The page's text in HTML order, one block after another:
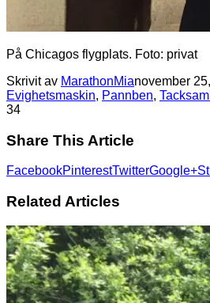
På Chicagos flygplats. Foto: privat
Skrivit av MarathonMianovember
Evighetsmaskin, Pannben,
34
Share This Article
FacebookPinterestTwitterGoogle+
Related Articles